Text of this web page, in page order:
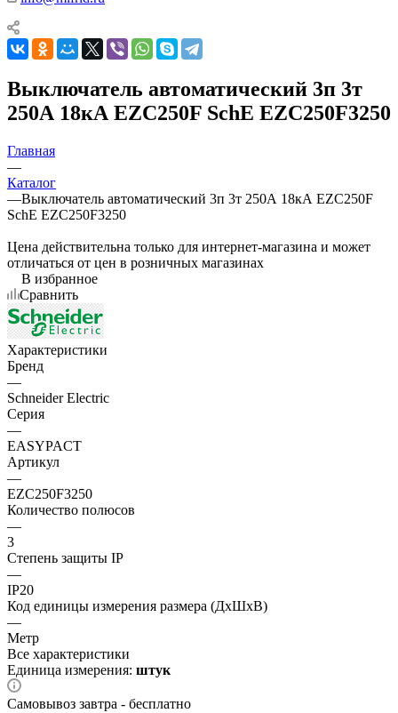
Выключатель автоматический 3п 3т
250А 18кА EZC250F SchE EZC250F3250
Главная
—
Каталог
—Выключатель автоматический 3п 3т 250А 18кА EZC250F
SchE EZC250F3250
Цена действительна только для интернет-магазина и может
отличаться от цен в розничных магазинах
В избранное
Сравнить
Характеристики
Бренд
—
Schneider Electric
Серия
—
EASYPACT
Артикул
—
EZC250F3250
Количество полюсов
—
3
Степень защиты IP
—
IP20
Код единицы измерения размера (ДхШхВ)
—
Метр
Все характеристики
Единица измерения: штук
Самовывоз завтра - бесплатно